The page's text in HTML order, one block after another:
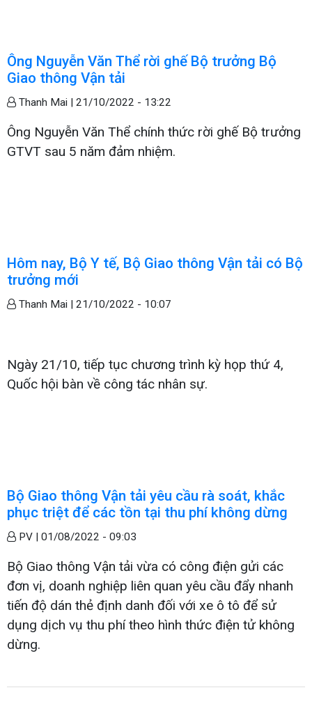
Ông Nguyễn Văn Thể rời ghế Bộ trưởng Bộ
Giao thông Vận tải
Thanh Mai | 21/10/2022 - 13:22
Ông Nguyễn Văn Thể chính thức rời ghế Bộ trưởng
GTVT sau 5 năm đảm nhiệm.
Hôm nay, Bộ Y tế, Bộ Giao thông Vận tải có Bộ
trưởng mới
Thanh Mai | 21/10/2022 - 10:07
Ngày 21/10, tiếp tục chương trình kỳ họp thứ 4,
Quốc hội bàn về công tác nhân sự.
Bộ Giao thông Vận tải yêu cầu rà soát, khắc
phục triệt để các tồn tại thu phí không dừng
PV | 01/08/2022 - 09:03
Bộ Giao thông Vận tải vừa có công điện gửi các
đơn vị, doanh nghiệp liên quan yêu cầu đẩy nhanh
tiến độ dán thẻ định danh đối với xe ô tô để sử
dụng dịch vụ thu phí theo hình thức điện tử không
dừng.